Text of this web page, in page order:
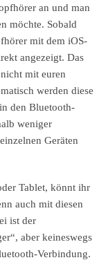
an und man
möchte. Sobald
mit dem iOS-
angezeigt. Das
mit euren
werden diese
den Bluetooth-
weniger
Geräten
Tablet, könnt ihr
auch mit diesen
ist der
aber keineswegs
Verbindung.